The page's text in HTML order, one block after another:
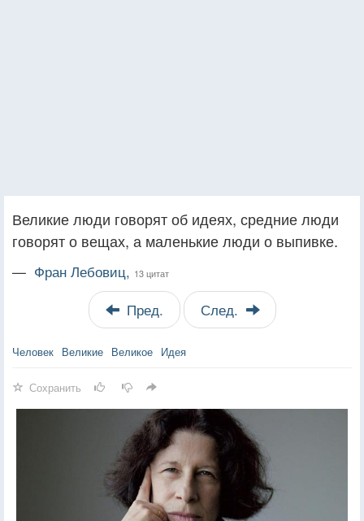
Великие люди говорят об идеях, средние люди
говорят о вещах, а маленькие люди о выпивке.
— Фран Лебовиц, 13 цитат
Пред. След.
Человек Великие Великое Идея
Сохранить